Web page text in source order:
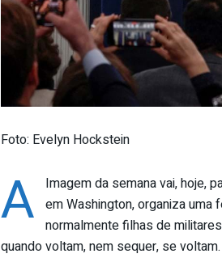
Foto: Evelyn Hockstein
A
Imagem da semana vai, hoje,
em Washington, organiza
normalmente filhas de
quando voltam, nem sequer, se voltam.